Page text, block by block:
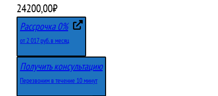
П
р
в
о
24200,00₽Т
е
к
у
щ
Рассрочка 0%
от 2 017 руб. в месяц
Получить консультацию
Перезвоним в течение 10 минут